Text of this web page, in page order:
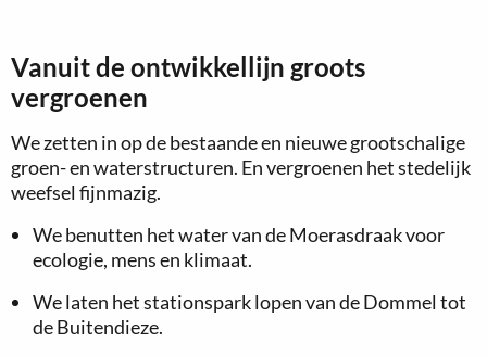
Vanuit de ontwikkellijn groots
vergroenen
We zetten in op de bestaande en nieuwe grootschalige
groen- en waterstructuren. En vergroenen het stedelijk
weefsel fijnmazig.
We benutten het water van de Moerasdraak voor
ecologie, mens en klimaat.
We laten het stationspark lopen van de Dommel tot
de Buitendieze.